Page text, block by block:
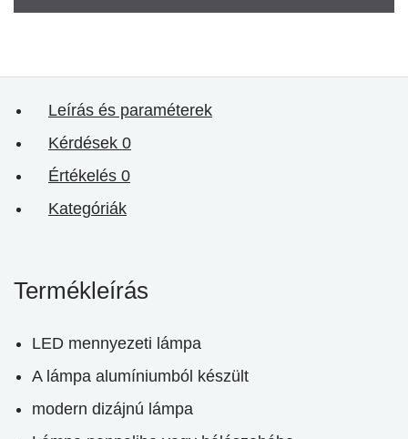
Leírás és paraméterek
Kérdések 0
Értékelés 0
Kategóriák
Termékleírás
LED mennyezeti lámpa
A lámpa alumíniumból készült
modern dizájnú lámpa